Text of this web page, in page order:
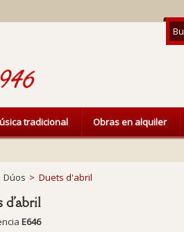
tradicional Obras en alquiler
Dúos > Duets d'abril
d'abril
E646